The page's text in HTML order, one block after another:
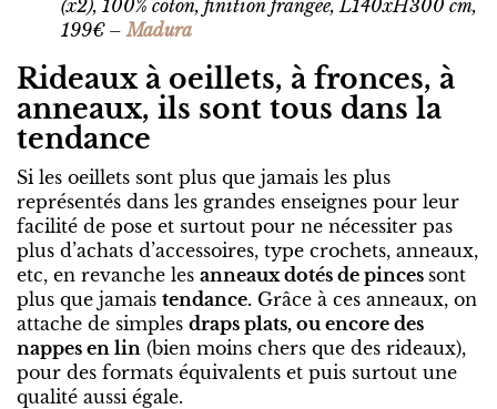
(x2), 100% coton, finition frangée, L140xH300 cm,
199€ – Madura
Rideaux à oeillets, à fronces, à
anneaux, ils sont tous dans la
tendance
Si les oeillets sont plus que jamais les plus
représentés dans les grandes enseignes pour leur
facilité de pose et surtout pour ne nécessiter pas
plus d’achats d’accessoires, type crochets, anneaux,
etc, en revanche les anneaux dotés de pinces sont
plus que jamais tendance. Grâce à ces anneaux, on
attache de simples draps plats, ou encore des
nappes en lin (bien moins chers que des rideaux),
pour des formats équivalents et puis surtout une
qualité aussi égale.